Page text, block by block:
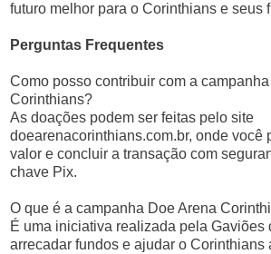
futuro melhor para o Corinthians e seus
Perguntas Frequentes
Como posso contribuir com a
Corinthians?
As doações podem ser feitas pelo site
doearenacorinthians.com.br, onde você
valor e concluir a transação com
chave Pix.
O que é a campanha Doe Arena
É uma iniciativa realizada pela Gaviões
arrecadar fundos e ajudar o Corinthians